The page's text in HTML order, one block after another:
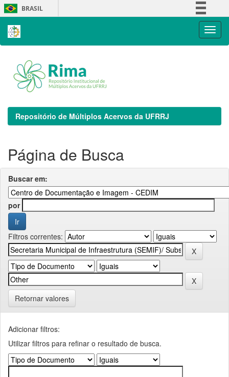
Skip
navigation
BRASIL
Repositório de Múltiplos Acervos da UFRRJ
Página de Busca
Buscar em:
por
Filtros correntes:
Retornar valores
Adicionar filtros:
Utilizar filtros para refinar o resultado de busca.